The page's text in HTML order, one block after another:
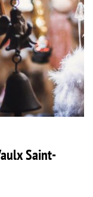
Saint-